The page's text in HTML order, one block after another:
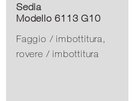
Sedia
Modello 6113 G10
Faggio / imbottitura,
rovere / imbottitura